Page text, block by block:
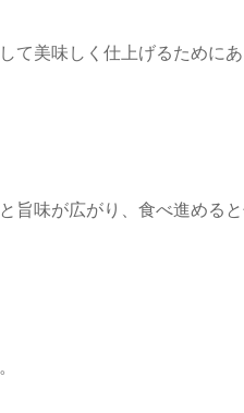
美味しく仕上げるためにあ
旨味が広がり、食べ進め